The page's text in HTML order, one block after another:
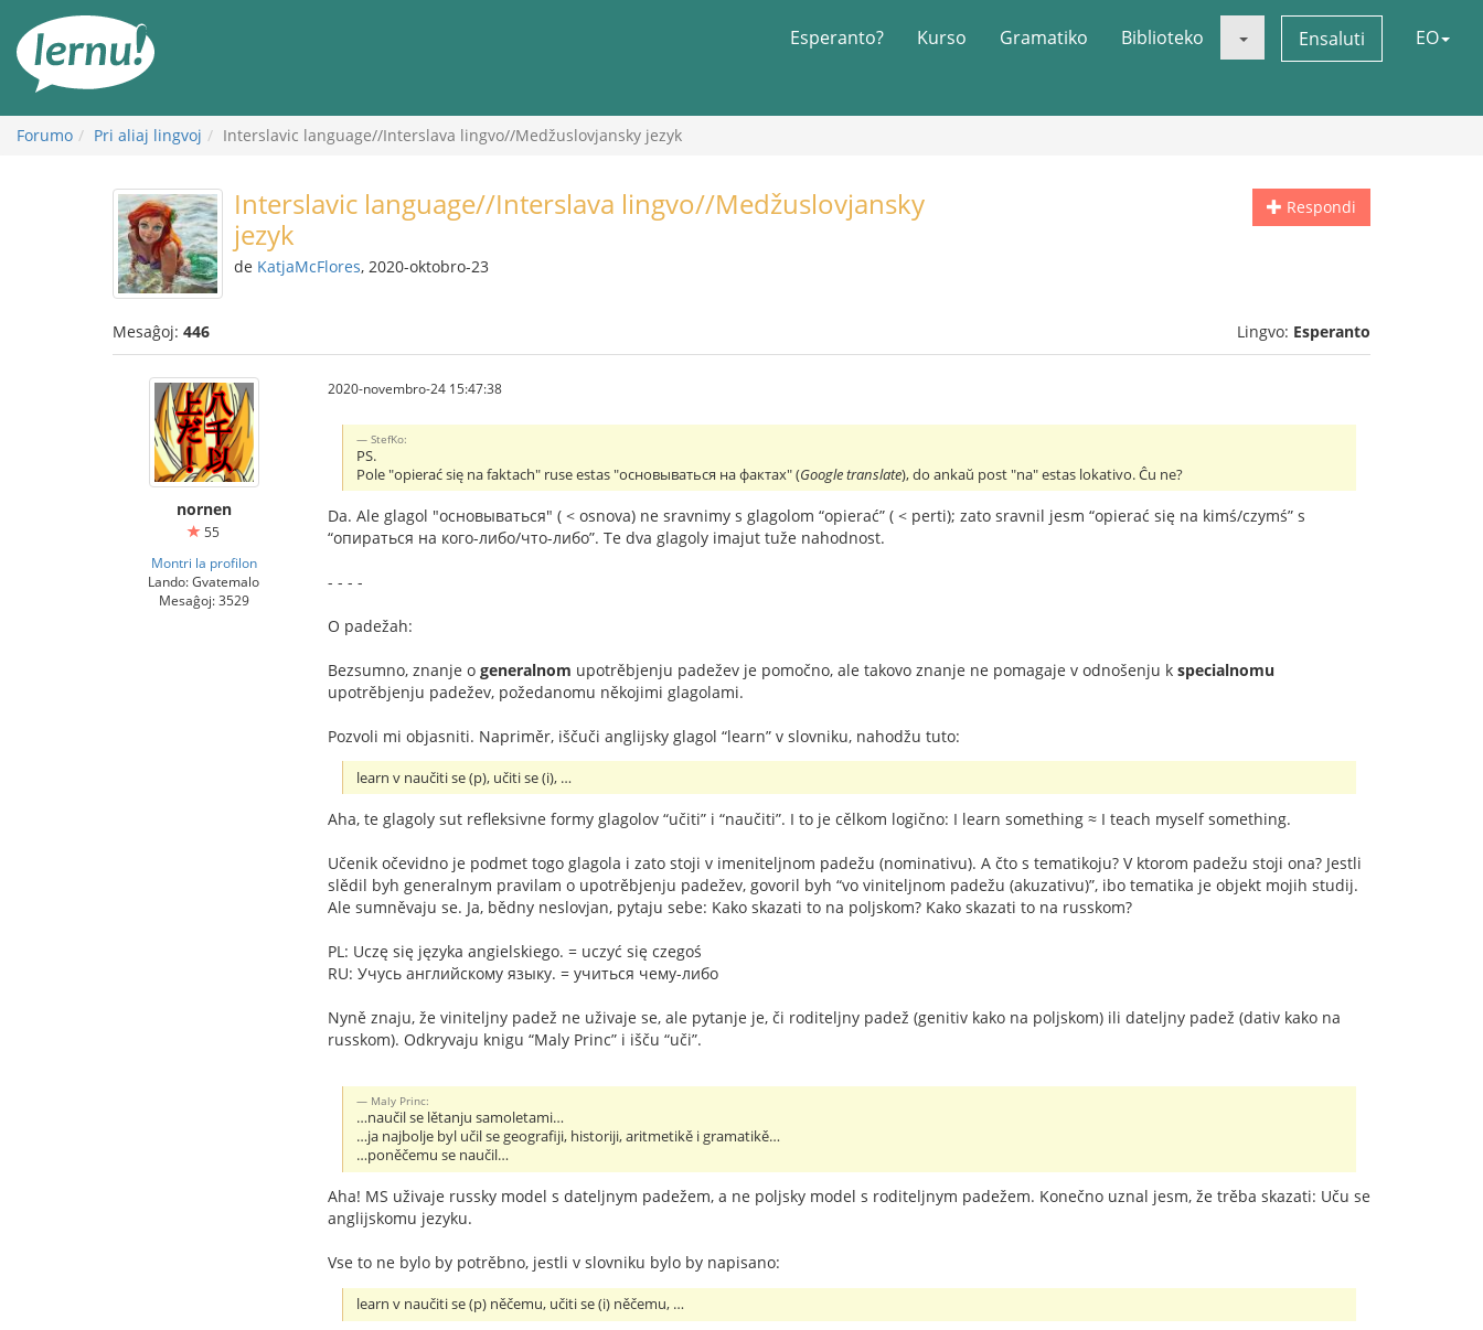
enhavo
Esperanto? Kurso Gramatiko Biblioteko Ensaluti EO
Forumo Pri aliaj lingvoj Interslavic language//Interslava lingvo//Medžuslovjansky jezyk
Respondi
Interslavic language//Interslava lingvo//Medžuslovjansky
jezyk
de KatjaMcFlores, 2020-oktobro-23
Mesaĝoj: 446 Lingvo: Esperanto
nornen
55
Montri la profilon
Lando: Gvatemalo
Mesaĝoj: 3529
2020-novembro-24 15:47:38
StefKo:
PS.
Pole "opierać się na faktach" ruse estas "основываться на фактах" (Google translate), do ankaŭ post "na" estas lokativo. Ĉu ne?
Da. Ale glagol "основываться" ( < osnova) ne sravnimy s glagolom “opierać” ( < perti); zato sravnil jesm “opierać się na kimś/czymś” s
“опираться на кого-либо/что-либо”. Te dva glagoly imajut tuže nahodnost.
- - - -
O padežah:
Bezsumno, znanje o generalnom upotrěbjenju padežev je pomočno, ale takovo znanje ne pomagaje v odnošenju k specialnomu
upotrěbjenju padežev, požedanomu někojimi glagolami.
Pozvoli mi objasniti. Napriměr, iščuči anglijsky glagol “learn” v slovniku, nahodžu tuto:
learn v naučiti se (p), učiti se (i), …
Aha, te glagoly sut refleksivne formy glagolov “učiti” i “naučiti”. I to je cělkom logično: I learn something ≈ I teach myself something.
Učenik očevidno je podmet togo glagola i zato stoji v imeniteljnom padežu (nominativu). A čto s tematikoju? V ktorom padežu stoji ona? Jestli
slědil byh generalnym pravilam o upotrěbjenju padežev, govoril byh “vo viniteljnom padežu (akuzativu)”, ibo tematika je objekt mojih studij.
Ale sumněvaju se. Ja, bědny neslovjan, pytaju sebe: Kako skazati to na poljskom? Kako skazati to na russkom?
PL: Uczę się języka angielskiego. = uczyć się czegoś
RU: Учусь английскому языку. = учиться чему-либо
Nyně znaju, že viniteljny padež ne uživaje se, ale pytanje je, či roditeljny padež (genitiv kako na poljskom) ili dateljny padež (dativ kako na
russkom). Odkryvaju knigu “Maly Princ” i išču “uči”.
Maly Princ:
…naučil se lětanju samoletami…
…ja najbolje byl učil se geografiji, historiji, aritmetikě i gramatikě…
…poněčemu se naučil…
Aha! MS uživaje russky model s dateljnym padežem, a ne poljsky model s roditeljnym padežem. Konečno uznal jesm, že trěba skazati: Uču se
anglijskomu jezyku.
Vse to ne bylo by potrěbno, jestli v slovniku bylo by napisano:
learn v naučiti se (p) něčemu, učiti se (i) něčemu, …